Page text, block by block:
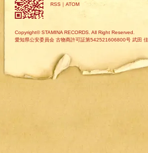
RSS ｜ ATOM
Copyright© STAMINA RECORDS. All Right Reserved.
愛知県公安委員会 古物商許可証第542521606800号 武田